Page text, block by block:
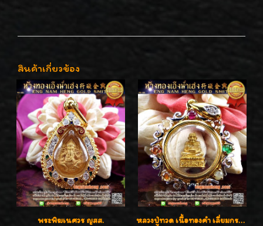
สินค้าเกี่ยวข้อง
พระพิฆเนศวร ญสส. หลวงปู่ทวด เนื้อทองคำ เลี่ยมกรอบทองคำประดับเพชรแท้และพลอยนพเก้า น่ารักมากๆค่ะ